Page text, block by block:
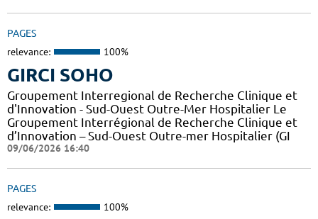
PAGES
relevance: 100%
GIRCI SOHO
Groupement Interregional de Recherche Clinique et
d'Innovation - Sud-Ouest Outre-Mer Hospitalier Le
Groupement Interrégional de Recherche Clinique et
d’Innovation – Sud-Ouest Outre-mer Hospitalier (GI
09/06/2026 16:40
PAGES
relevance: 100%